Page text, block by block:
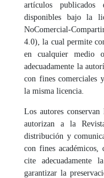
artículos
disponibles bajo la
NoComercial-
4.0), la cual permite
en cualquier medio
adecuadamente la
con fines comerciales
la misma licencia.
Los autores
autorizan a la
distribución y
con fines académicos,
cite adecuadamente
garantizar la